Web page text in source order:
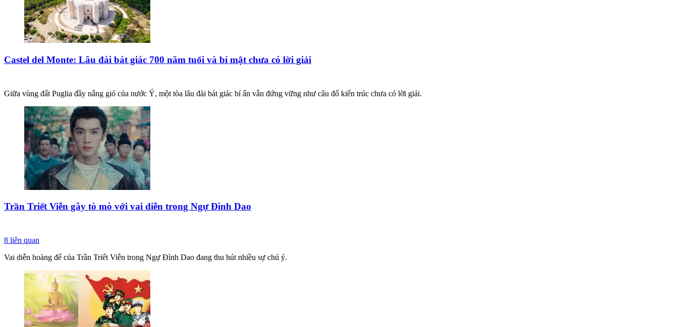
Castel del Monte: Lâu đài bát giác 700 năm tuổi và bí mật chưa có lời giải
Giữa vùng đất Puglia đầy nắng gió của nước Ý, một tòa lâu đài bát giác bí ẩn vẫn đứng vững như câu đố kiến trúc chưa có lời giải.
Trần Triết Viễn gây tò mò với vai diễn trong Ngự Đình Dao
8 liên quan
Vai diễn hoàng đế của Trần Triết Viễn trong Ngự Đình Dao đang thu hút nhiều sự chú ý.